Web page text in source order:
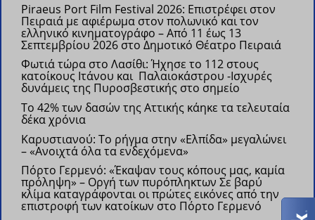
Piraeus Port Film Festival 2026: Επιστρέφει στον
Πειραιά με αφιέρωμα στον πολωνικό και τον
ελληνικό κινηματογράφο –Από 11 έως 13
Σεπτεμβρίου 2026 στο Δημοτικό Θέατρο Πειραιά
Φωτιά τώρα στο Λασίθι: Ήχησε το 112 στους
κατοίκους Ιτάνου και Παλαιοκάστρου-Ισχυρές
δυνάμεις της Πυροσβεστικής στο σημείο
Το 42% των δασών της Αττικής κάηκε τα τελευταία
δέκα χρόνια
Καρυστιανού: Το ρήγμα στην «Ελπίδα» μεγαλώνει
– «Ανοιχτά όλα τα ενδεχόμενα»
Πόρτο Γερμενό: «Έκαψαν τους κόπους μας, καμία
πρόληψη» – Οργή των πυρόπληκτωνΣε βαρύ
κλίμα καταγράφονται οι πρώτες εικόνες από την
επιστροφή των κατοίκων στο Πόρτο Γερμενό